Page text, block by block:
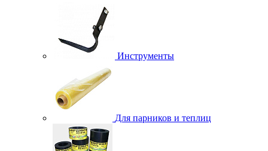
Инструменты
Для парников и теплиц